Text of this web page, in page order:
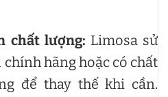
chất lượng: Limosa sử
hãng hoặc có chất
để thay thế khi cần.